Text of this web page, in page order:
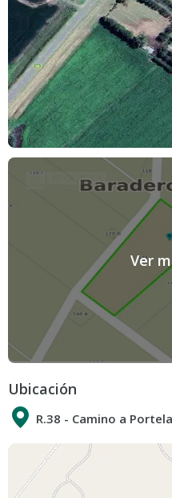
Ver
Ubicación
R.38 - Camino a Portela